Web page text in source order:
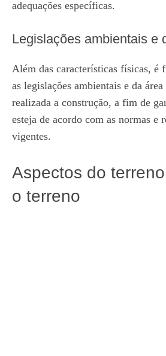
adequações específicas.
Legislações ambientais e
Além das características físicas, é
as legislações ambientais e da área
realizada a construção, a fim de
esteja de acordo com as normas e
vigentes.
Aspectos do
o terreno